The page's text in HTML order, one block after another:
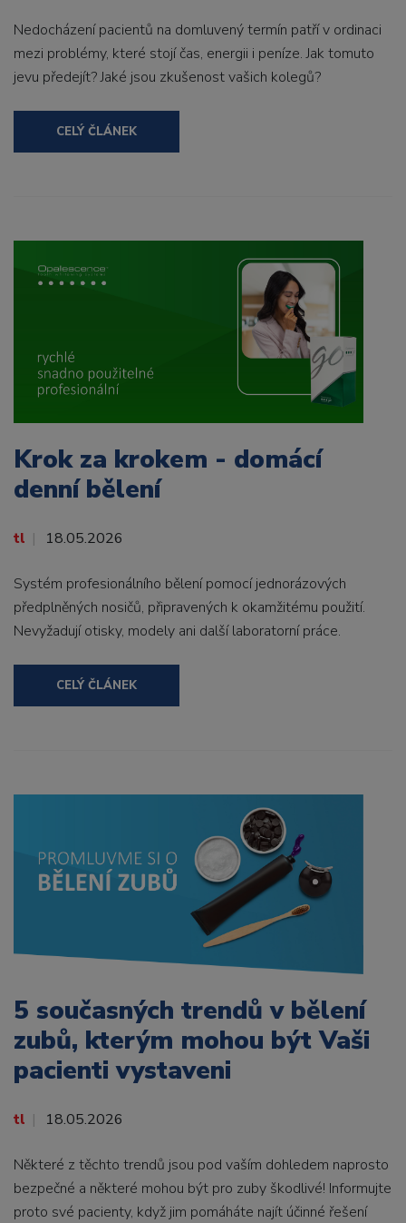
Nedocházení pacientů na domluvený termín patří v ordinaci
mezi problémy, které stojí čas, energii i peníze. Jak tomuto
jevu předejít? Jaké jsou zkušenost vašich kolegů?
CELÝ ČLÁNEK
Krok za krokem - domácí
denní bělení
tl 18.05.2026
Systém profesionálního bělení pomocí jednorázových
předplněných nosičů, připravených k okamžitému použití.
Nevyžadují otisky, modely ani další laboratorní práce.
CELÝ ČLÁNEK
5 současných trendů v bělení
zubů, kterým mohou být Vaši
pacienti vystaveni
tl 18.05.2026
Některé z těchto trendů jsou pod vaším dohledem naprosto
bezpečné a některé mohou být pro zuby škodlivé! Informujte
proto své pacienty, když jim pomáháte najít účinné řešení